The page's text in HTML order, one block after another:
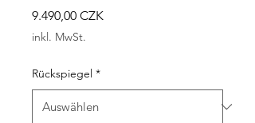
9.490,00 CZKPreis
inkl. MwSt.
Rückspiegel *